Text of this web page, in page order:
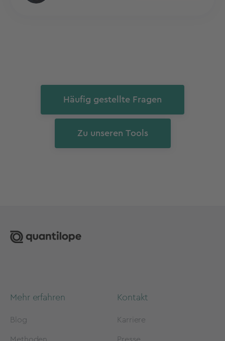
Häufig gestellte Fragen
Zu unseren Tools
Mehr erfahren
Blog
Kontakt
Karriere